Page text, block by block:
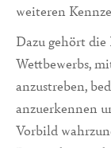
weiteren
Dazu gehört die
Wettbewerbs,
anzustreben,
anzuerkennen
Vorbild